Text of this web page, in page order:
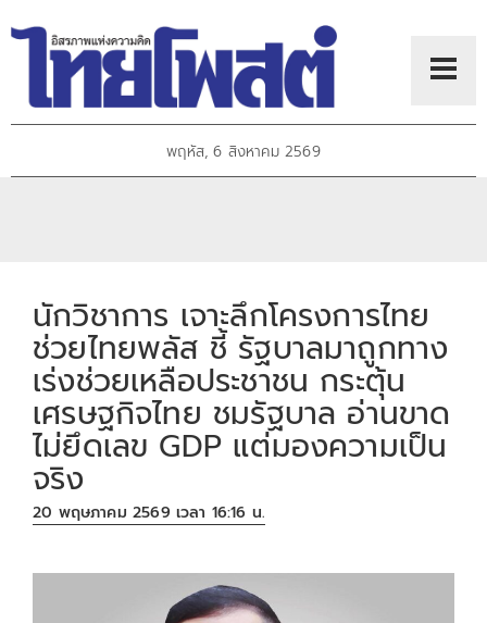
พฤหัส, 6 สิงหาคม 2569
นักวิชาการ เจาะลึกโครงการไทย
ช่วยไทยพลัส ชี้ รัฐบาลมาถูกทาง
เร่งช่วยเหลือประชาชน กระตุ้น
เศรษฐกิจไทย ชมรัฐบาล อ่านขาด
ไม่ยึดเลข GDP แต่มองความเป็น
จริง
20 พฤษภาคม 2569 เวลา 16:16 น.